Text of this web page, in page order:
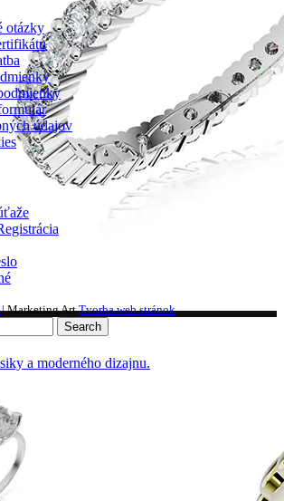
a moderného dizajnu.
otázky
údajov
| Marketing ArtTvorba web stránok
Search